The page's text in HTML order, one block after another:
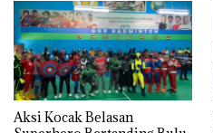
Aksi Kocak Belasan